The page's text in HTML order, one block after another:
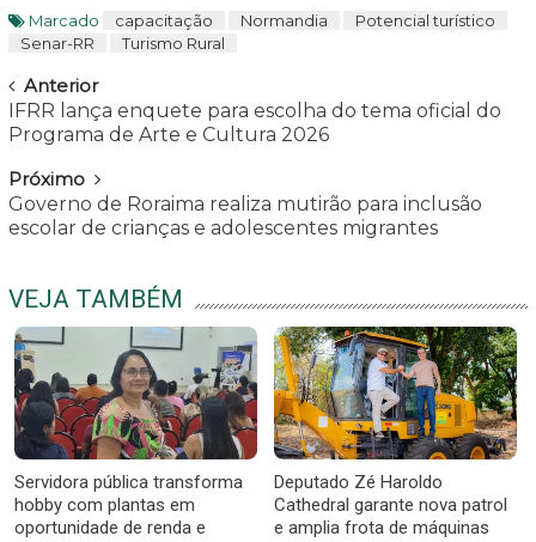
Marcado capacitação Normandia
Potencial turístico
Senar-RR
Turismo Rural
Navegar
Anterior
IFRR lança enquete para escolha do tema oficial do
Programa de Arte e Cultura 2026
Próximo
Governo de Roraima realiza mutirão para inclusão
escolar de crianças e adolescentes migrantes
VEJA TAMBÉM
Servidora pública transforma
hobby com plantas em
oportunidade de renda e
Deputado Zé Haroldo
Cathedral garante nova patrol
e amplia frota de máquinas